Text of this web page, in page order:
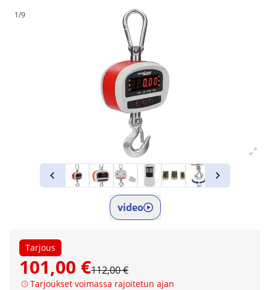
1/9
video
Tarjous
101,00 €112,00 €
Tarjoukset voimassa rajoitetun ajan